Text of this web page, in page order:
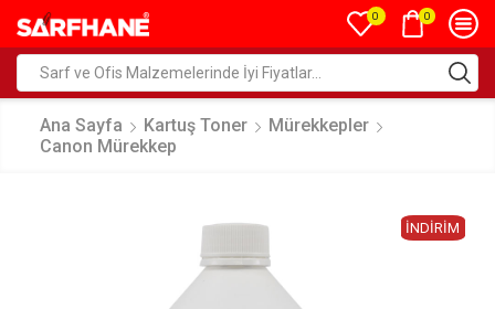
0 0
Ana Sayfa Kartuş Toner
Mürekkepler
Canon Mürekkep
İNDIRIM